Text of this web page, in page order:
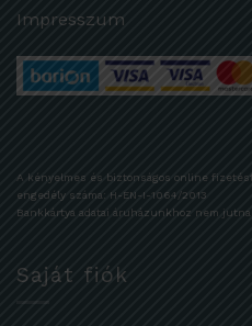
Impresszum
A kényelmes és biztonságos online
engedély száma: H-EN-I-1064/2013
Bankkártya adatai áruházunkhoz nem
Saját fiók